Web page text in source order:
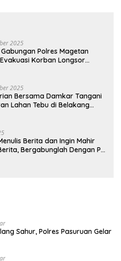
2025
Gabungan Polres Magetan
Korban Longsor
2025
Bersama Damkar Tangani
Lahan Tebu di Belakang
Berita dan Ingin Mahir
Bergabunglah Dengan PT
Sahur, Polres Pasuruan Gelar